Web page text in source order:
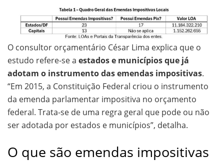
O consultor orçamentário César Lima explica que o
estudo refere-se a estados e municípios que já
adotam o instrumento das emendas impositivas.
“Em 2015, a Constituição Federal criou o instrumento
da emenda parlamentar impositiva no orçamento
federal. Trata-se de uma regra geral que pode ou não
ser adotada por estados e municípios”, detalha.
O que são emendas impositivas